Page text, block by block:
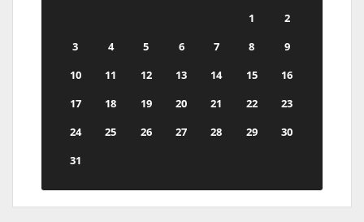
1
2
3
4 5 6 7 8
9
10
11 12 13 14 15
16
17
18 19 20 21 22
23
24
25 26 27 28 29
30
31